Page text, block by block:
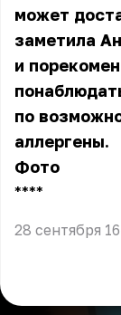
может
заметила
и
по
аллергены.
Фото
** **
28 сентября